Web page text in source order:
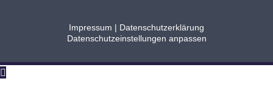
Impressum | Datenschutzerklärung
Datenschutzeinstellungen anpassen